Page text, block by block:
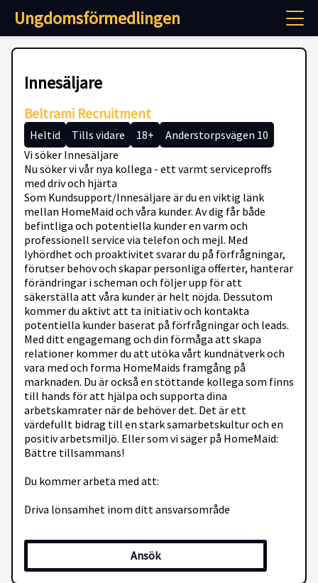
Ungdomsförmedlingen
Innesäljare
Beltrami Recruitment
Heltid Tills vidare 18+
Anderstorpsvägen 10
Vi söker Innesäljare
Nu söker vi vår nya kollega - ett varmt serviceproffs
med driv och hjärta
Som Kundsupport/Innesäljare är du en viktig länk
mellan HomeMaid och våra kunder. Av dig får både
befintliga och potentiella kunder en varm och
professionell service via telefon och mejl. Med
lyhördhet och proaktivitet svarar du på förfrågningar,
förutser behov och skapar personliga offerter, hanterar
förändringar i scheman och följer upp för att
säkerställa att våra kunder är helt nöjda. Dessutom
kommer du aktivt att ta initiativ och kontakta
potentiella kunder baserat på förfrågningar och leads.
Med ditt engagemang och din förmåga att skapa
relationer kommer du att utöka vårt kundnätverk och
vara med och forma HomeMaids framgång på
marknaden. Du är också en stöttande kollega som finns
till hands för att hjälpa och supporta dina
arbetskamrater när de behöver det. Det är ett
värdefullt bidrag till en stark samarbetskultur och en
positiv arbetsmiljö. Eller som vi säger på HomeMaid:
Bättre tillsammans!
Du kommer arbeta med att:
Driva lönsamhet inom ditt ansvarsområde
Aktivt bidra till kontorets och verksamhetens
utveckling
Ansök